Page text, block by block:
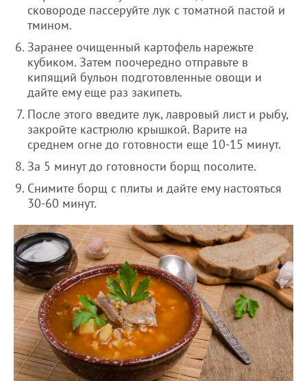
сковороде пассеруйте лук с томатной пастой и
тмином.
Заранее очищенный картофель нарежьте
кубиком. Затем поочередно отправьте в
кипящий бульон подготовленные овощи и
дайте ему еще раз закипеть.
После этого введите лук, лавровый лист и рыбу,
закройте кастрюлю крышкой. Варите на
среднем огне до готовности еще 10-15 минут.
За 5 минут до готовности борщ посолите.
Снимите борщ с плиты и дайте ему настояться
30-60 минут.